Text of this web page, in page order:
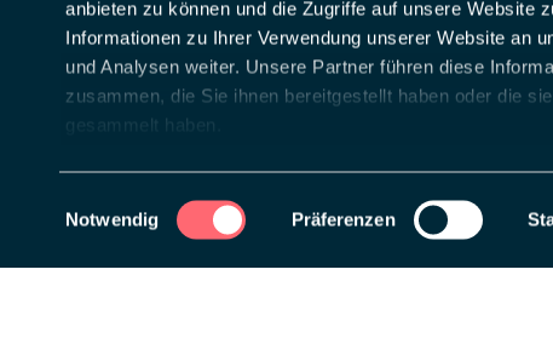
anbieten zu können und die Zugriffe auf unsere Website
Informationen zu Ihrer Verwendung unserer Website an
und Analysen weiter. Unsere Partner führen diese
zusammen, die Sie ihnen bereitgestellt haben oder die
gesammelt haben.
Einwilligungsauswahl
Notwendig Präferenzen